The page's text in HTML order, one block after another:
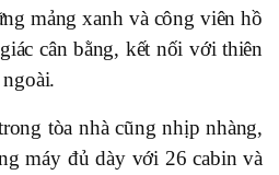
mảng xanh và công viên hồ
cân bằng, kết nối với thiên
tòa nhà cũng nhịp nhàng,
máy đủ dày với 26 cabin và